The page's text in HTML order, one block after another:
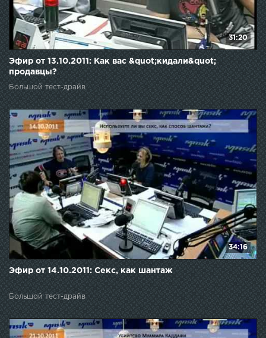
31:20
Эфир от 13.10.2011: Как вас &quot;кидали&quot;
продавцы?
Большой тест-драйв
34:16
Эфир от 14.10.2011: Секс, как шантаж
Большой тест-драйв